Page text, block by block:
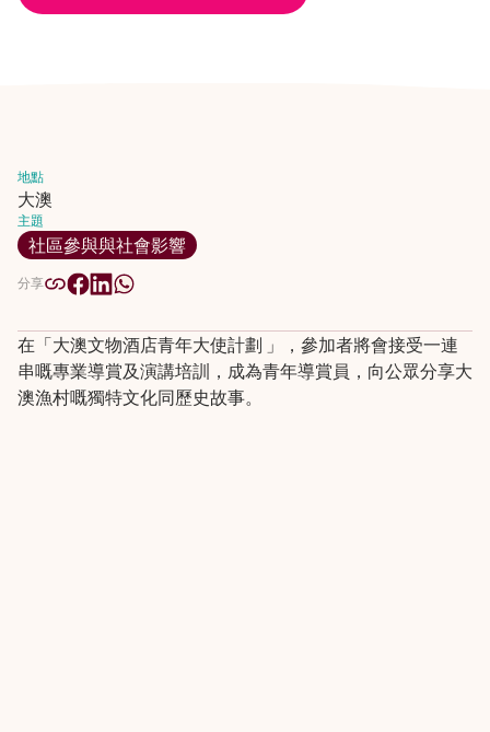
在「大澳文物酒店青年大使計劃 」，參加者將會接受一連
串嘅專業導賞及演講培訓，成為青年導賞員，向公眾分享大
澳漁村嘅獨特文化同歷史故事。
地點
大澳
主題
社區參與與社會影響
分享